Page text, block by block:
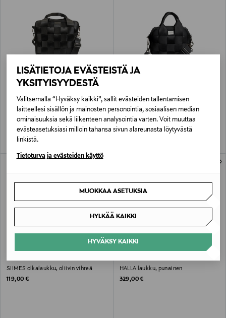
LISÄTIETOJA EVÄSTEISTÄ JA
YKSITYISYYDESTÄ
Valitsemalla “Hyväksy kaikki”, sallit evästeiden tallentamisen
laitteellesi sisällön ja mainosten personointia, sosiaalisen median
ominaisuuksia sekä liikenteen analysointia varten. Voit muuttaa
evästeasetuksiasi milloin tahansa sivun alareunasta löytyvästä
linkistä.
Tietoturva ja evästeiden käyttö
MUOKKAA ASETUKSIA
HYLKÄÄ KAIKKI
HYVÄKSY KAIKKI
HALLA laukku, musta
Original Price
329,00 €
HILLA laukku, musta
Discounted Price
260,10 € Original Price
289,00 €
ONLINE EXCLUSIVE
SIIMES olkalaukku, oliivin vihreä
Original Price
119,00 €
HALLA laukku, punainen
Original Price
329,00 €